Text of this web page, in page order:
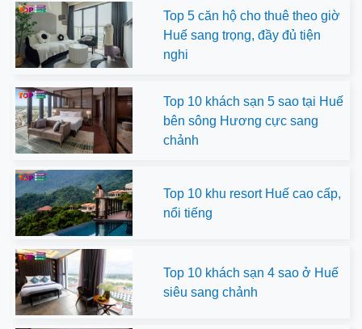
Top 5 căn hộ cho thuê theo giờ
Huế sang trọng, đầy đủ tiện
nghi
Top 10 khách sạn 5 sao tại Huế
bên sông Hương cực sang
chảnh
Top 10 khu resort Huế cao cấp,
nổi tiếng
Top 10 khách sạn 4 sao ở Huế
siêu sang chảnh